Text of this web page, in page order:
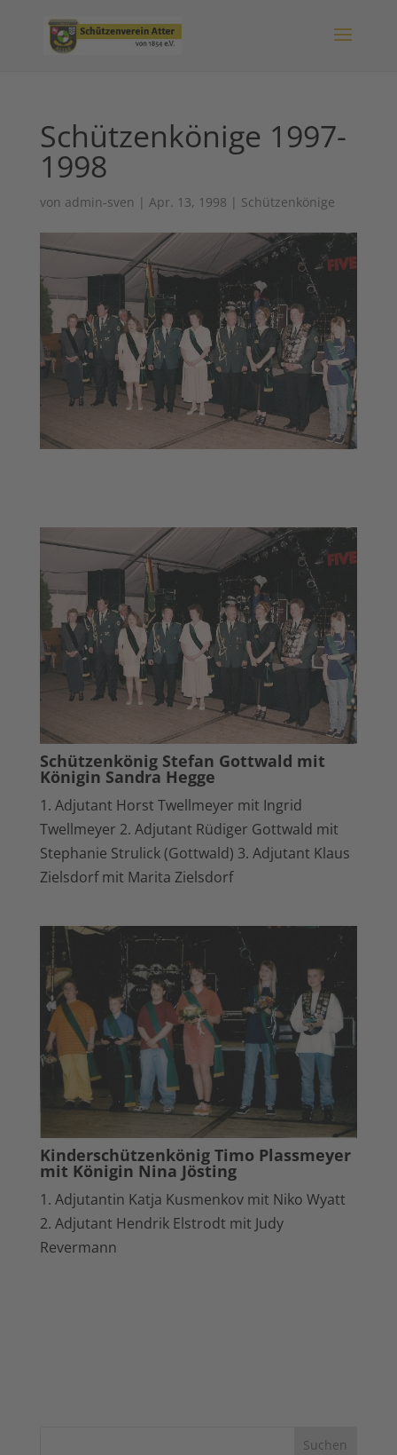
Schützenkönige 1997-
1998
von admin-sven | Apr. 13, 1998 | Schützenkönige
Schützenkönig Stefan Gottwald mit
Königin Sandra Hegge
1. Adjutant Horst Twellmeyer mit Ingrid
Twellmeyer 2. Adjutant Rüdiger Gottwald mit
Stephanie Strulick (Gottwald) 3. Adjutant Klaus
Zielsdorf mit Marita Zielsdorf
Kinderschützenkönig Timo Plassmeyer
mit Königin Nina Jösting
1. Adjutantin Katja Kusmenkov mit Niko Wyatt
2. Adjutant Hendrik Elstrodt mit Judy
Revermann
Suchen